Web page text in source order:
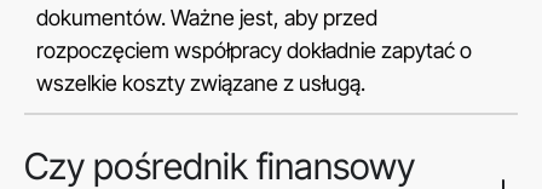
dokumentów. Ważne jest, aby przed
rozpoczęciem współpracy dokładnie zapytać o
wszelkie koszty związane z usługą.
Czy pośrednik finansowy